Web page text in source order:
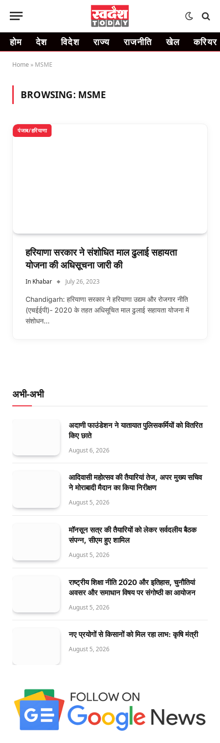
होम देश विदेश राज्य राजनीति खेल करियर
Home » MSME
BROWSING: MSME
पंजाब/हरियाणा
हरियाणा सरकार ने संशोधित माल ढुलाई सहायता
योजना की अधिसूचना जारी की
In Khabar July 26, 2023
Chandigarh: हरियाणा सरकार ने हरियाणा उद्यम और रोजगार नीति
(एचईईपी)- 2020 के तहत अधिसूचित माल ढुलाई सहायता योजना में
संशोधन…
अभी-अभी
अदाणी फाउंडेशन ने यातायात पुलिसकर्मियों को वितरित
किए छाते
August 6, 2026
आदिवासी महोत्सव की तैयारियां तेज, अपर मुख्य सचिव
ने मोराबादी मैदान का किया निरीक्षण
August 5, 2026
मॉनसून सत्र की तैयारियों को लेकर सर्वदलीय बैठक
संपन्न, सीएम हुए शामिल
August 5, 2026
राष्ट्रीय शिक्षा नीति 2020 और इतिहास, चुनौतियां
अवसर और समाधान विषय पर संगोष्ठी का आयोजन
August 5, 2026
नए प्रयोगों से किसानों को मिल रहा लाभ: कृषि मंत्री
August 5, 2026